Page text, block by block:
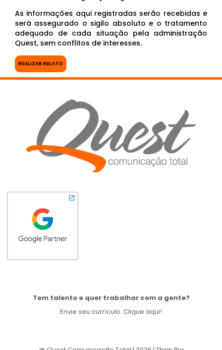
As informações aqui registradas serão recebidas e
será assegurado o sigilo absoluto e o tratamento
adequado de cada situação pela administração
Quest, sem conflitos de interesses.
REALIZAR RELATO
Tem talento e quer trabalhar com a gente?
Envie seu currículo. Clique aqui!